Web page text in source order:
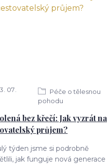
07
Péče o tělesnou
pohodu
bez křečí: Jak vyzrát na
průjem?
týden jsme si podrobně
jak funguje nová generace